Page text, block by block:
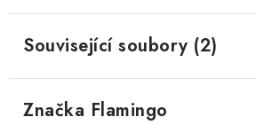
Související soubory (2)
Značka Flamingo